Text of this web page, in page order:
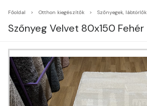
Főoldal Otthon kiegészítők Szőnyegek, lábtörlők
Szőnyeg Velvet 80x150 Fehér